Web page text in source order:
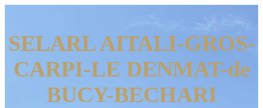
SELARLAITALI-GROS-
CARPI-LE DENMAT-de
BUCY-BECHARI